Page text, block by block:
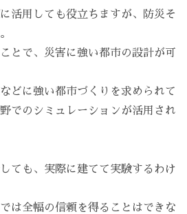
活用しても役立ちますが、防災そ
とで、災害に強い都市の設計が可
どに強い都市づくりを求められて
でのシミュレーションが活用され
ても、実際に建てて実験するわけ
は全幅の信頼を得ることはできな